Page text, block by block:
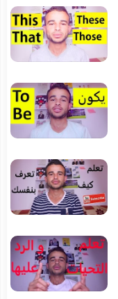
6:25
7:9
8:12
7:10